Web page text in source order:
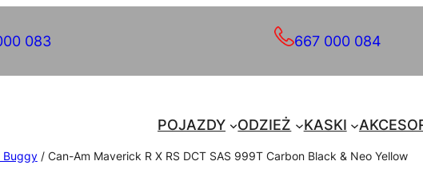
083 667 000 084
POJAZDY ODZIEŻ KASKI
Buggy/ Can-Am Maverick R X RS DCT SAS 999T Carbon Black & Neo Yellow